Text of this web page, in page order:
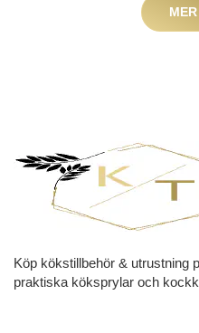
Köp kökstillbehör & utrustning
praktiska köksprylar och